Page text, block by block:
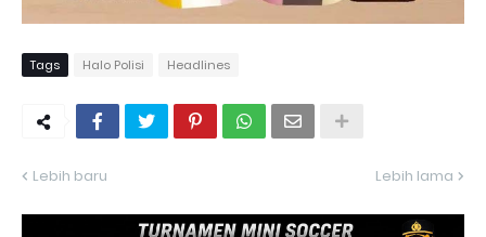
Tags Halo Polisi Headlines
Lebih baru Lebih lama